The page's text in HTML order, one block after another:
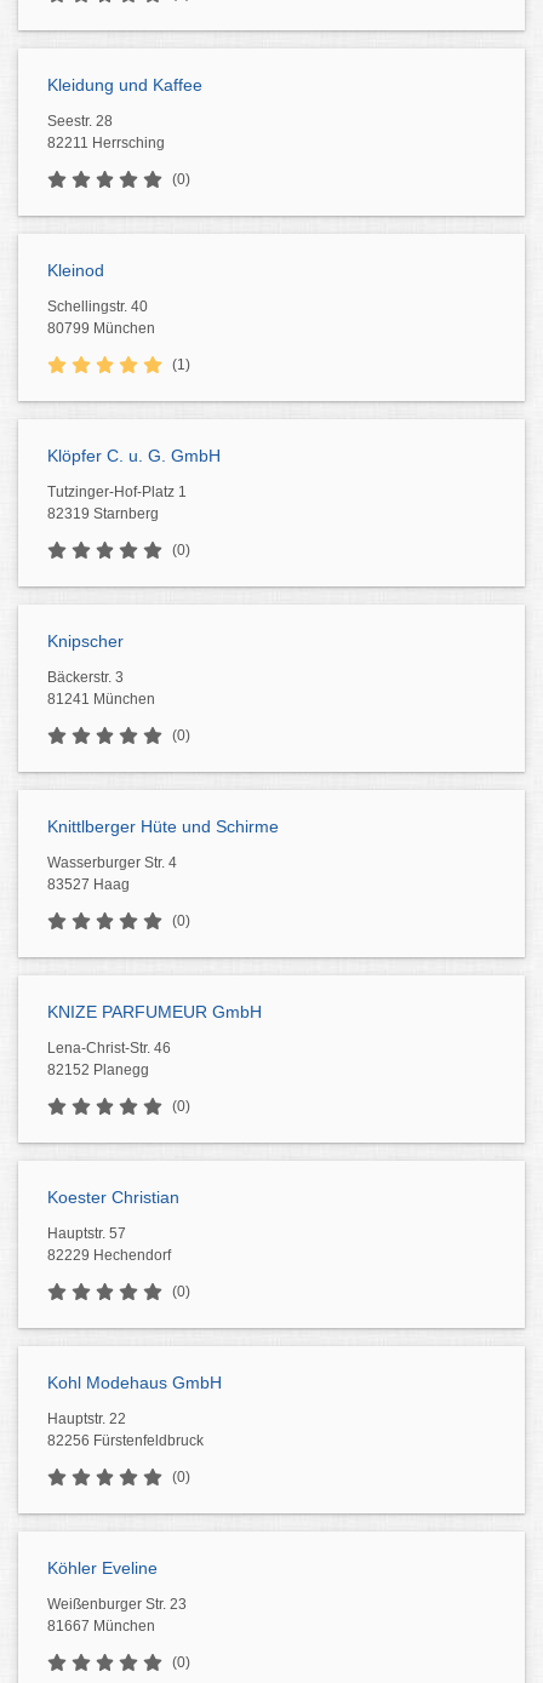
Kleidung und Kaffee
Seestr. 28
82211 Herrsching
(0)
Kleinod
Schellingstr. 40
80799 München
(1)
Klöpfer C. u. G. GmbH
Tutzinger-Hof-Platz 1
82319 Starnberg
(0)
Knipscher
Bäckerstr. 3
81241 München
(0)
Knittlberger Hüte und Schirme
Wasserburger Str. 4
83527 Haag
(0)
KNIZE PARFUMEUR GmbH
Lena-Christ-Str. 46
82152 Planegg
(0)
Koester Christian
Hauptstr. 57
82229 Hechendorf
(0)
Kohl Modehaus GmbH
Hauptstr. 22
82256 Fürstenfeldbruck
(0)
Köhler Eveline
Weißenburger Str. 23
81667 München
(0)